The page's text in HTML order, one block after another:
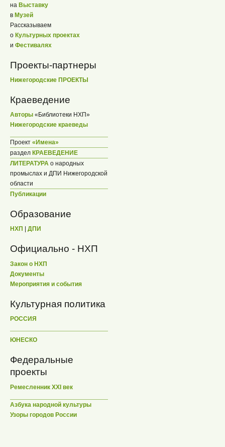
на Выставку
в Музей
Рассказываем
о Культурных проектах
и Фестивалях
Проекты-партнеры
Нижегородские ПРОЕКТЫ
Краеведение
Авторы «Библиотеки НХП»
Нижегородские краеведы
Проект «Имена»
раздел КРАЕВЕДЕНИЕ
ЛИТЕРАТУРА о народных
промыслах и ДПИ Нижегородской
области
Публикации
Образование
НХП ДПИ
Официально - НХП
Закон о НХП
Документы
Мероприятия и события
Культурная политика
РОССИЯ
ЮНЕСКО
Федеральные
проекты
Ремесленник XXI век
Азбука народной культуры
Узоры городов России